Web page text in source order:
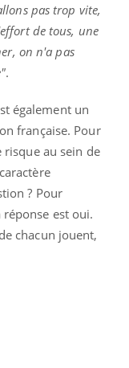
pas trop vite,
de tous, une
on n'a pas
.
également un
française. Pour
au sein de
? Pour
réponse est oui.
chacun jouent,